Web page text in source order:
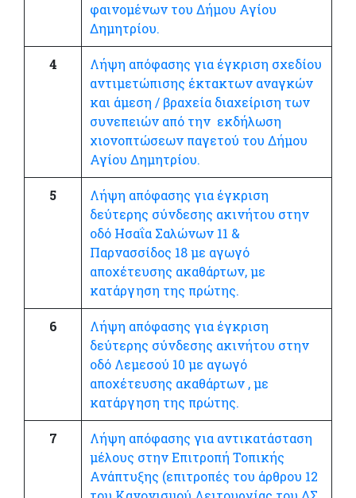
φαινομένων του Δήμου Αγίου
Δημητρίου.
4
Λήψη απόφασης για έγκριση σχεδίου
αντιμετώπισης έκτακτων αναγκών
και άμεση / βραχεία διαχείριση των
συνεπειών από την εκδήλωση
χιονοπτώσεων παγετού του Δήμου
Αγίου Δημητρίου.
5
Λήψη απόφασης για έγκριση
δεύτερης σύνδεσης ακινήτου στην
οδό Ησαΐα Σαλώνων 11 &
Παρνασσίδος 18 με αγωγό
αποχέτευσης ακαθάρτων, με
κατάργηση της πρώτης.
6
Λήψη απόφασης για έγκριση
δεύτερης σύνδεσης ακινήτου στην
οδό Λεμεσού 10 με αγωγό
αποχέτευσης ακαθάρτων , με
κατάργηση της πρώτης.
7
Λήψη απόφασης για αντικατάσταση
μέλους στην Επιτροπή Τοπικής
Ανάπτυξης (επιτροπές του άρθρου 12